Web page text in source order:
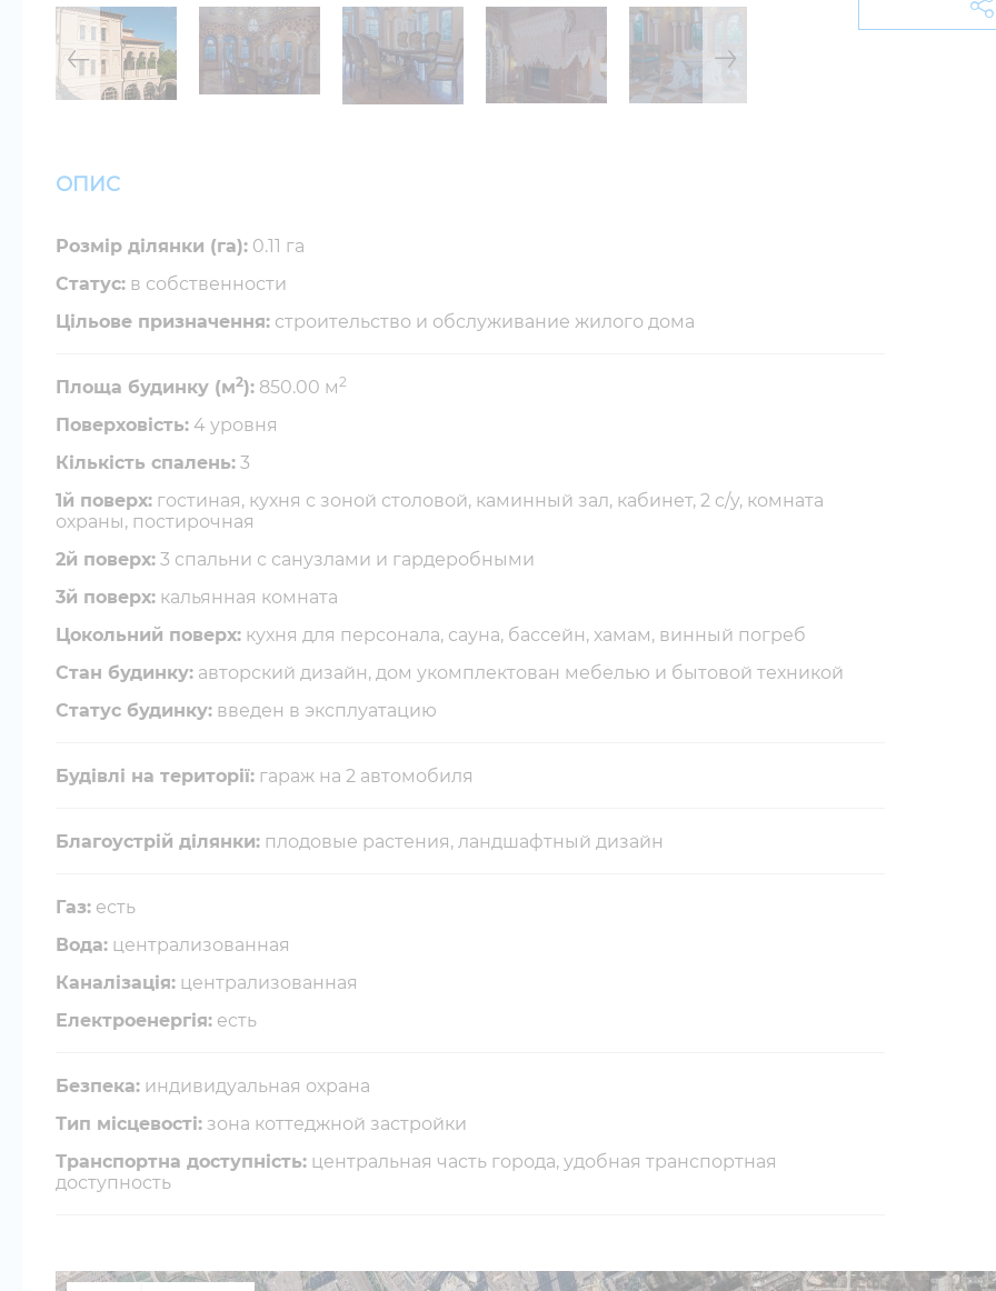
ОПИС
Розмір ділянки (га): 0.11 га
Cтатус: в собственности
Цільове призначення: строительство и обслуживание жилого дома
Площа будинку (м2): 850.00 м2
Поверховість: 4 уровня
Кількість спалень: 3
1й поверх: гостиная, кухня с зоной столовой, каминный зал, кабинет, 2 c/y, комната
охраны, постирочная
2й поверх: 3 спальни с санузлами и гардеробными
3й поверх: кальянная комната
Цокольний поверх: кухня для персонала, сауна, бассейн, хамам, винный погреб
Стан будинку: авторский дизайн, дом укомплектован мебелью и бытовой техникой
Статус будинку: введен в эксплуатацию
Будівлі на території: гараж на 2 автомобиля
Благоустрій ділянки: плодовые растения, ландшафтный дизайн
Газ: есть
Вода: централизованная
Каналізація: централизованная
Електроенергія: есть
Безпека: индивидуальная охрана
Тип місцевості: зона коттеджной застройки
Транспортна доступність: центральная часть города, удобная транспортная
доступность